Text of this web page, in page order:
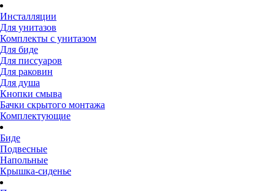
Инсталляции
Для унитазов
Комплекты с унитазом
Для биде
Для писсуаров
Для раковин
Для душа
Кнопки смыва
Бачки скрытого монтажа
Комплектующие
Биде
Подвесные
Напольные
Крышка-сиденье